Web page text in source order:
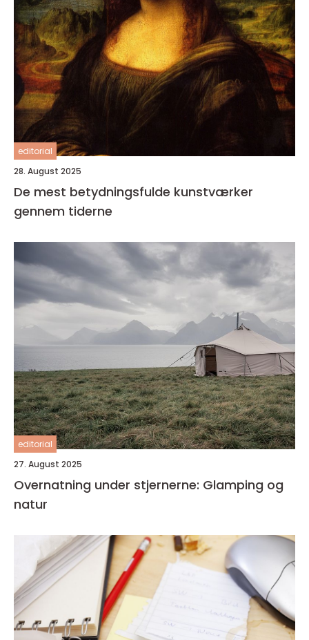
editorial
28. August 2025
De mest betydningsfulde kunstværker
gennem tiderne
editorial
27. August 2025
Overnatning under stjernerne: Glamping og
natur